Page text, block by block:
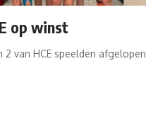
op winst
2 van HCE speelden afgelopen